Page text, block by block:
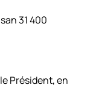
31 400
Président, en